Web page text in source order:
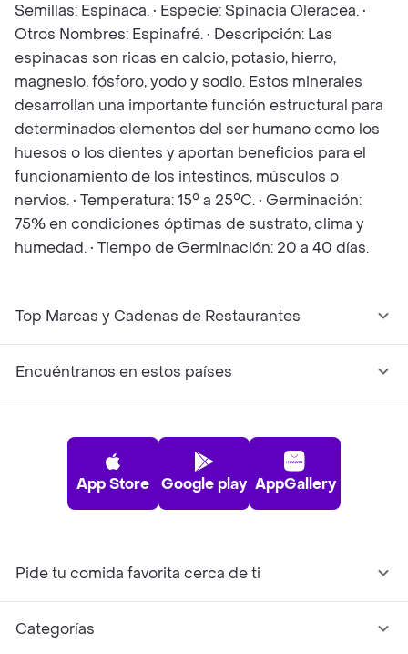
Semillas: Espinaca. • Especie: Spinacia Oleracea. •
Otros Nombres: Espinafré. • Descripción: Las
espinacas son ricas en calcio, potasio, hierro,
magnesio, fósforo, yodo y sodio. Estos minerales
desarrollan una importante función estructural para
determinados elementos del ser humano como los
huesos o los dientes y aportan beneficios para el
funcionamiento de los intestinos, músculos o
nervios. • Temperatura: 15° a 25°C. • Germinación:
75% en condiciones óptimas de sustrato, clima y
humedad. • Tiempo de Germinación: 20 a 40 días.
Top Marcas y Cadenas de Restaurantes
Encuéntranos en estos países
App Store Google play AppGallery
Pide tu comida favorita cerca de ti
Categorías